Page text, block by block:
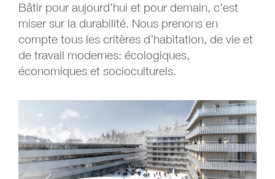
Bâtir pour aujourd’hui et pour demain, c’est
miser sur la durabilité. Nous prenons en
compte tous les critères d’habitation, de vie et
de travail modernes: écologiques,
économiques et socioculturels.